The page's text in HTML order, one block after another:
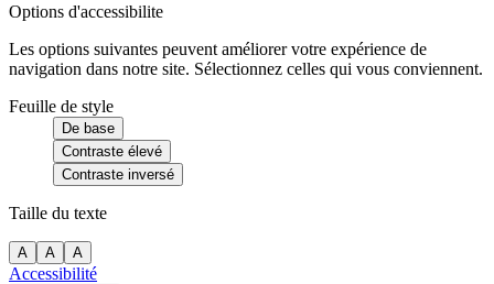
Options d'accessibilite
Les options suivantes peuvent améliorer votre expérience de
navigation dans notre site. Sélectionnez celles qui vous conviennent.
Feuille de style
De base
Contraste élevé
Contraste inversé
Taille du texte
A A A
Accessibilité